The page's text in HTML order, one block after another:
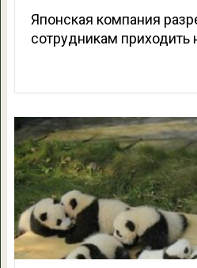
Японская компания
сотрудникам приходить